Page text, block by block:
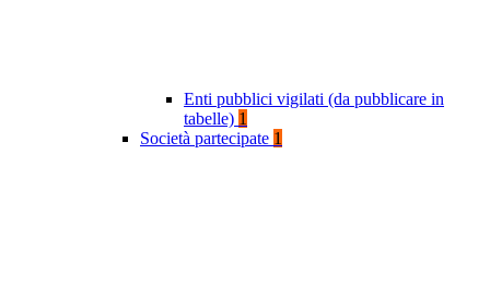
Enti pubblici vigilati (da pubblicare in
tabelle) 1
Società partecipate 1